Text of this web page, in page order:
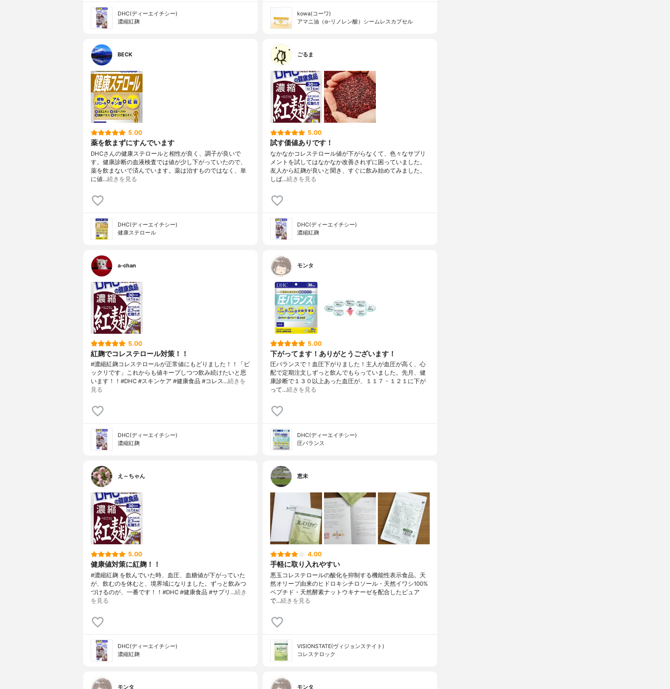
DHC(ディーエイチシー)
濃縮紅麹
kowa(コーワ)
アマニ油（α-リノレン酸）シームレスカプセル
BECK
5.00
薬を飲まずにすんでいます
DHCさんの健康ステロールと相性が良く、調子が良いで
す。健康診断の血液検査では値が少し下がっていたので、
薬を飲まないで済んでいます。薬は治すものではなく、単
に値…続きを見る
DHC(ディーエイチシー)
健康ステロール
ごるま
5.00
試す価値ありです！
なかなかコレステロール値が下がらなくて、色々なサプリ
メントを試してはなかなか改善されずに困っていました。
友人から紅麹が良いと聞き、すぐに飲み始めてみました。
しば…続きを見る
DHC(ディーエイチシー)
濃縮紅麹
a-chan
5.00
紅麹でコレステロール対策！！
#濃縮紅麹コレステロールが正常値にもどりました！！「ビ
ックリです」これからも値キープしつつ飲み続けたいと思
います！！#DHC #スキンケア #健康食品 #コレス…続きを
見る
DHC(ディーエイチシー)
濃縮紅麹
モンタ
5.00
下がってます！ありがとうございます！
圧バランスで！血圧下がりました！主人が血圧が高く、心
配で定期注文しずっと飲んでもらっていました。先月、健
康診断で１３０以上あった血圧が、１１７・１２１に下が
って…続きを見る
DHC(ディーエイチシー)
圧バランス
え～ちゃん
5.00
健康値対策に紅麹！！
#濃縮紅麹 を飲んでいた時、血圧、血糖値が下がっていた
が、飲むのを休むと、境界域になりました。ずっと飲みつ
づけるのが、一番です！！#DHC #健康食品 #サプリ…続き
を見る
DHC(ディーエイチシー)
濃縮紅麹
恵未
4.00
手軽に取り入れやすい
悪玉コレステロールの酸化を抑制する機能性表示食品。天
然オリーブ由来のヒドロキシチロソール・天然イワシ100%
ペプチド・天然酵素ナットウキナーゼを配合したピュア
で…続きを見る
VISIONSTATE(ヴィジョンステイト)
コレステロック
モンタ モンタ